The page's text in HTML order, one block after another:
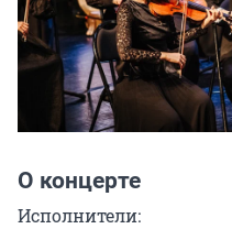
О концерте
Исполнители: